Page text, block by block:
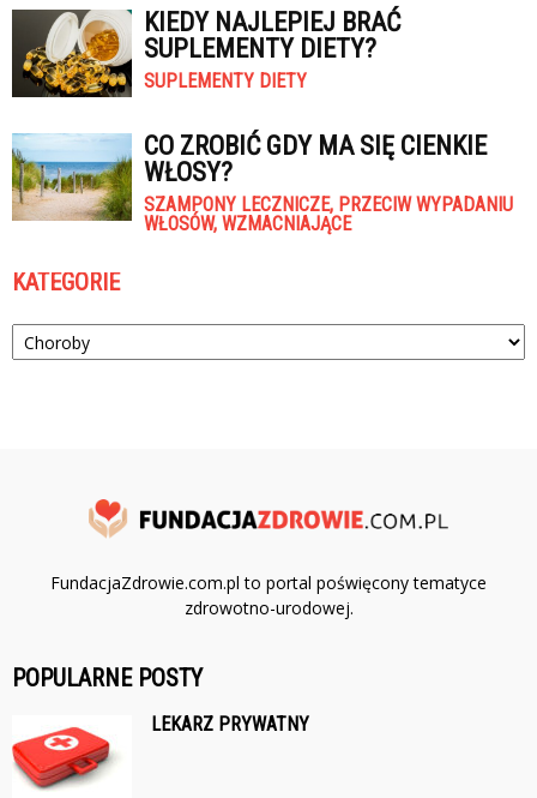
KIEDY NAJLEPIEJ BRAĆ
SUPLEMENTY DIETY?
SUPLEMENTY DIETY
CO ZROBIĆ GDY MA SIĘ CIENKIE
WŁOSY?
SZAMPONY LECZNICZE, PRZECIW WYPADANIU
WŁOSÓW, WZMACNIAJĄCE
KATEGORIE
Kategorie
FundacjaZdrowie.com.pl to portal poświęcony tematyce
zdrowotno-urodowej.
POPULARNE POSTY
LEKARZ PRYWATNY